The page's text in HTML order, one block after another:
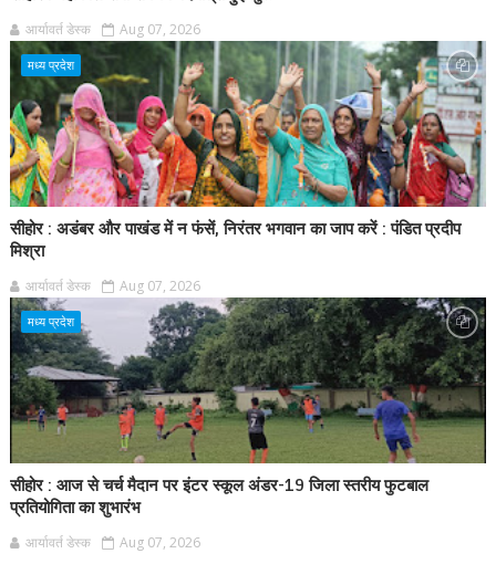
आर्यावर्त डेस्क Aug 07, 2026
मध्य प्रदेश
सीहोर : अडंबर और पाखंड में न फंसें, निरंतर भगवान का जाप करें : पंडित प्रदीप
मिश्रा
आर्यावर्त डेस्क Aug 07, 2026
मध्य प्रदेश
सीहोर : आज से चर्च मैदान पर इंटर स्कूल अंडर-19 जिला स्तरीय फुटबाल
प्रतियोगिता का शुभारंभ
आर्यावर्त डेस्क Aug 07, 2026